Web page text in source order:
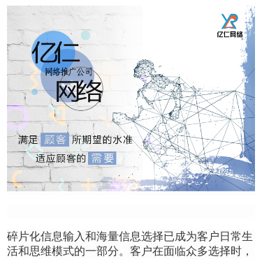
碎片化信息输入和海量信息选择已成为客户日常生
活和思维模式的一部分。客户在面临众多选择时，